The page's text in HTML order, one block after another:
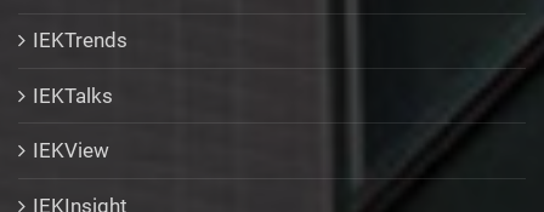
IEKTrends
IEKTalks
IEKView
IEKInsight